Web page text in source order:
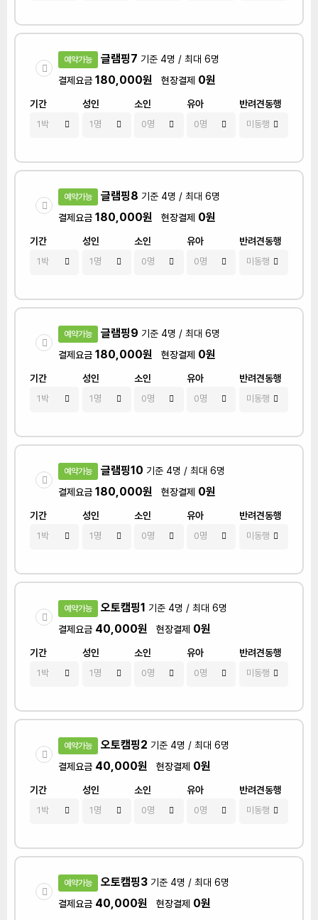
예약가능 글램핑7 기준 4명 / 최대 6명
결제요금 180,000원 현장결제 0원
기간 성인 소인 유아 반려견동행
예약가능 글램핑8 기준 4명 / 최대 6명
결제요금 180,000원 현장결제 0원
기간 성인 소인 유아 반려견동행
예약가능 글램핑9 기준 4명 / 최대 6명
결제요금 180,000원 현장결제 0원
기간 성인 소인 유아 반려견동행
예약가능 글램핑10 기준 4명 / 최대 6명
결제요금 180,000원 현장결제 0원
기간 성인 소인 유아 반려견동행
예약가능 오토캠핑1 기준 4명 / 최대 6명
결제요금 40,000원 현장결제 0원
기간 성인 소인 유아 반려견동행
예약가능 오토캠핑2 기준 4명 / 최대 6명
결제요금 40,000원 현장결제 0원
기간 성인 소인 유아 반려견동행
예약가능 오토캠핑3 기준 4명 / 최대 6명
결제요금 40,000원 현장결제 0원